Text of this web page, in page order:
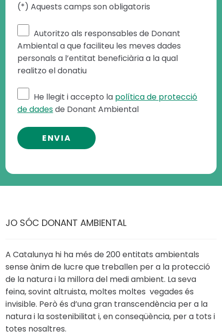
(*) Aquests camps son obligatoris
Autoritzo als responsables de Donant
Ambiental a que faciliteu les meves dades
personals a l’entitat beneficiària a la qual
realitzo el donatiu
He llegit i accepto la política de protecció
de dadesde Donant Ambiental
JO SÓC DONANT AMBIENTAL
A Catalunya hi ha més de 200 entitats ambientals
sense ànim de lucre que treballen per a la protecció
de la natura i la millora del medi ambient. La seva
feina, sovint altruista, moltes moltes vegades és
invisible. Però és d’una gran transcendència per a la
natura i la sostenibilitat i, en conseqüència, per a tots i
totes nosaltres.